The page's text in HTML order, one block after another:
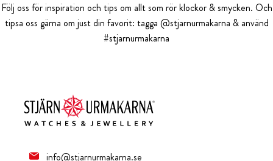
Följ oss för inspiration och tips om allt som rör klockor & smycken. Och
tipsa oss gärna om just din favorit: tagga @stjarnurmakarna & använd
#stjarnurmakarna
info@stjarnurmakarna.se